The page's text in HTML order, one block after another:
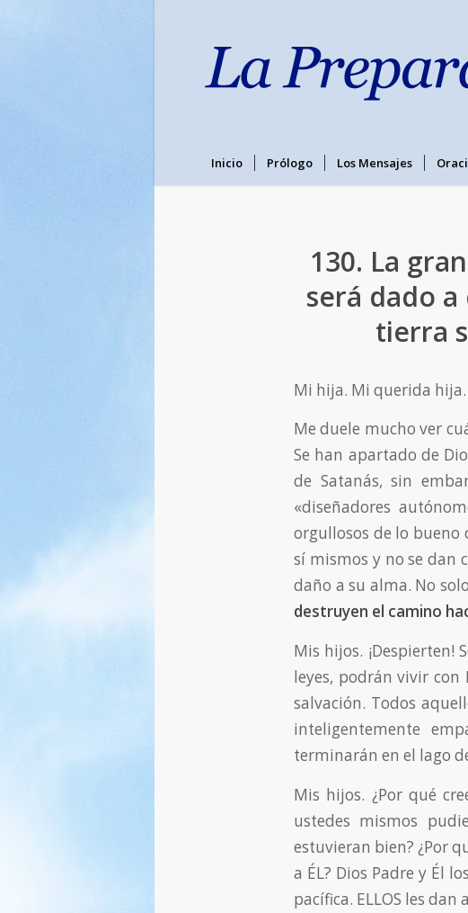
Inicio Prólogo Los Mensajes
130. La
será dado
tierra
Mi hija. Mi querida
Me duele mucho ver
Se han apartado de
de Satanás, sin
«diseñadores
orgullosos de lo bueno
sí mismos y no se dan
daño a su alma. No
destruyen el camino
Mis hijos. ¡Despierten!
leyes, podrán vivir con
salvación. Todos
inteligentemente
terminarán en el lago
Mis hijos. ¿Por qué
ustedes mismos
estuvieran bien? ¿Por
a ÉL? Dios Padre y Él
pacífica. ELLOS les